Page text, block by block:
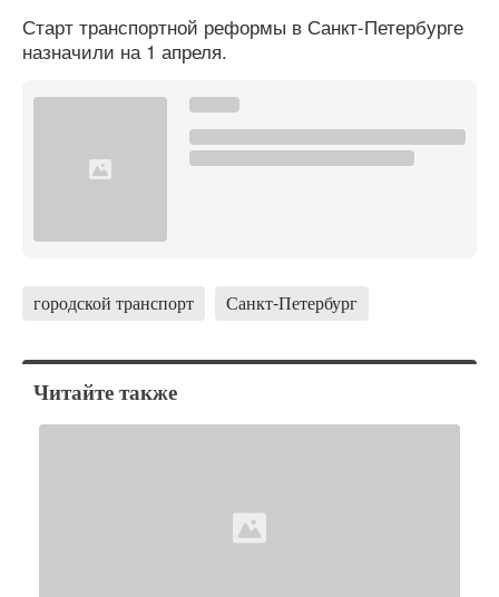
Старт транспортной реформы в Санкт-Петербурге
назначили на 1 апреля.
городской транспорт Санкт-Петербург
Читайте также